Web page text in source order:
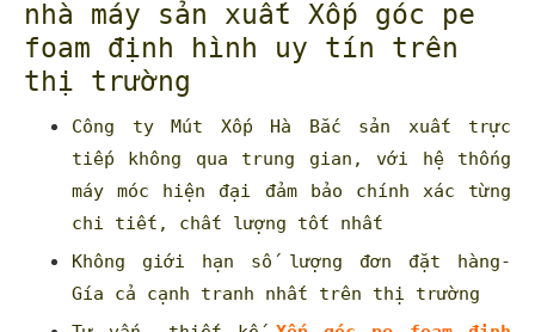
nhà máy sản xuất Xốp góc pe
foam định hình uy tín trên
thị trường
Công ty Mút Xốp Hà Bắc sản xuất trực
tiếp không qua trung gian, với hệ thống
máy móc hiện đại đảm bảo chính xác từng
chi tiết, chất lượng tốt nhất
Không giới hạn số lượng đơn đặt hàng-
Gía cả cạnh tranh nhất trên thị trường